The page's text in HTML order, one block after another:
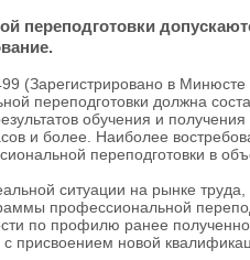
переподготовки
(Зарегистрировано в
переподготовки должна
обучения и
и более. Наиболее
переподготовки в
ситуации на рынке
профессиональной
по профилю ранее
присвоением новой